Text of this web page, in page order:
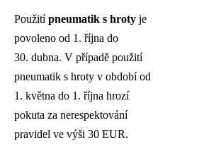
Použitípneumatik s hroty je
povoleno od 1. října do
30. dubna. V případě použití
pneumatik s hroty v období od
1. května do 1. října hrozí
pokuta za nerespektování
pravidel ve výši 30 EUR.